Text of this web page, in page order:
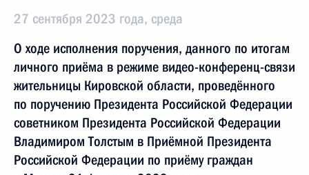
27 сентября 2023 года, среда
О ходе исполнения поручения, данного по итогам
личного приёма в режиме видео-конференц-связи
жительницы Кировской области, проведённого
по поручению Президента Российской Федерации
советником Президента Российской Федерации
Владимиром Толстым в Приёмной Президента
Российской Федерации по приёму граждан